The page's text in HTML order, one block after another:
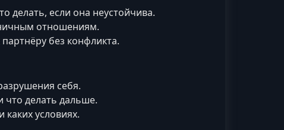
делать, если она неустойчива.
отношениям.
без конфликта.
себя.
что делать дальше.
условиях.